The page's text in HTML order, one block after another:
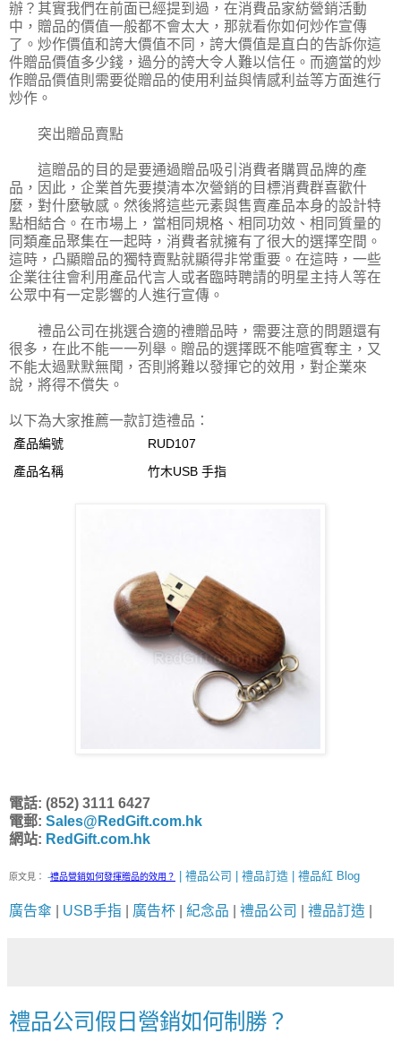
辦？其實我們在前面已經提到過，在消費品家紡營銷活動
中，贈品的價值一般都不會太大，那就看你如何炒作宣傳
了。炒作價值和誇大價值不同，誇大價值是直白的告訴你這
件贈品價值多少錢，過分的誇大令人難以信任。而適當的炒
作贈品價值則需要從贈品的使用利益與情感利益等方面進行
炒作。
突出贈品賣點
這贈品的目的是要通過贈品吸引消費者購買品牌的產
品，因此，企業首先要摸清本次營銷的目標消費群喜歡什
麼，對什麼敏感。然後將這些元素與售賣產品本身的設計特
點相結合。在市場上，當相同規格、相同功效、相同質量的
同類產品聚集在一起時，消費者就擁有了很大的選擇空間。
這時，凸顯贈品的獨特賣點就顯得非常重要。在這時，一些
企業往往會利用產品代言人或者臨時聘請的明星主持人等在
公眾中有一定影響的人進行宣傳。
禮品公司在挑選合適的禮贈品時，需要注意的問題還有
很多，在此不能一一列舉。贈品的選擇既不能喧賓奪主，又
不能太過默默無聞，否則將難以發揮它的效用，對企業來
說，將得不償失。
以下為大家推薦一款訂造禮品：
產品編號
RUD107
產品名稱
竹木USB 手指
電話: (852) 3111 6427
電郵: Sales@RedGift.com.hk
網站: RedGift.com.hk
原文見： -禮品營銷如何發揮贈品的效用？ | 禮品公司 | 禮品訂造 | 禮品紅 Blog
廣告傘 USB手指 廣告杯 紀念品 禮品公司 禮品訂造
禮品公司假日營銷如何制勝？